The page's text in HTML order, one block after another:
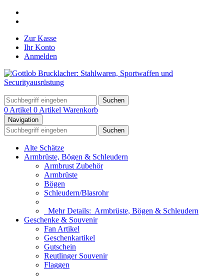
Zur Kasse
Ihr Konto
Anmelden
Suchen
0 Artikel 0 Artikel Warenkorb
Navigation
Suchen
Alte Schätze
Armbrüste, Bögen & Schleudern
Armbrust Zubehör
Armbrüste
Bögen
Schleudern/Blasrohr
Mehr Details: Armbrüste, Bögen & Schleudern
Geschenke & Souvenir
Fan Artikel
Geschenkartikel
Gutschein
Reutlinger Souvenir
Flaggen